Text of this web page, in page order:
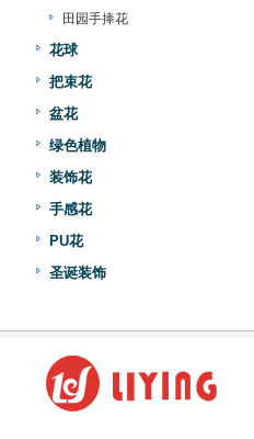
田园手捧花
花球
把束花
盆花
绿色植物
装饰花
手感花
PU花
圣诞装饰